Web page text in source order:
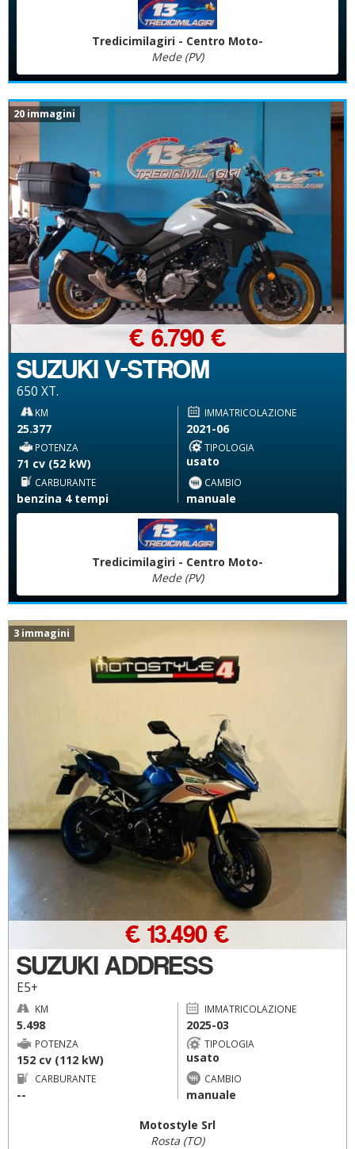
Tredicimilagiri - Centro Moto-
Mede (PV)
20 immagini
SUZUKI V-STROM
650 XT.
€ 6.790 €
KM
25.377
IMMATRICOLAZIONE
2021-06
POTENZA
71 cv (52 kW)
TIPOLOGIA
usato
CARBURANTE
benzina 4 tempi
CAMBIO
manuale
Tredicimilagiri - Centro Moto-
Mede (PV)
3 immagini
SUZUKI ADDRESS
E5+
€ 13.490 €
KM
5.498
IMMATRICOLAZIONE
2025-03
POTENZA
152 cv (112 kW)
TIPOLOGIA
usato
CARBURANTE
--
CAMBIO
manuale
Motostyle Srl
Rosta (TO)